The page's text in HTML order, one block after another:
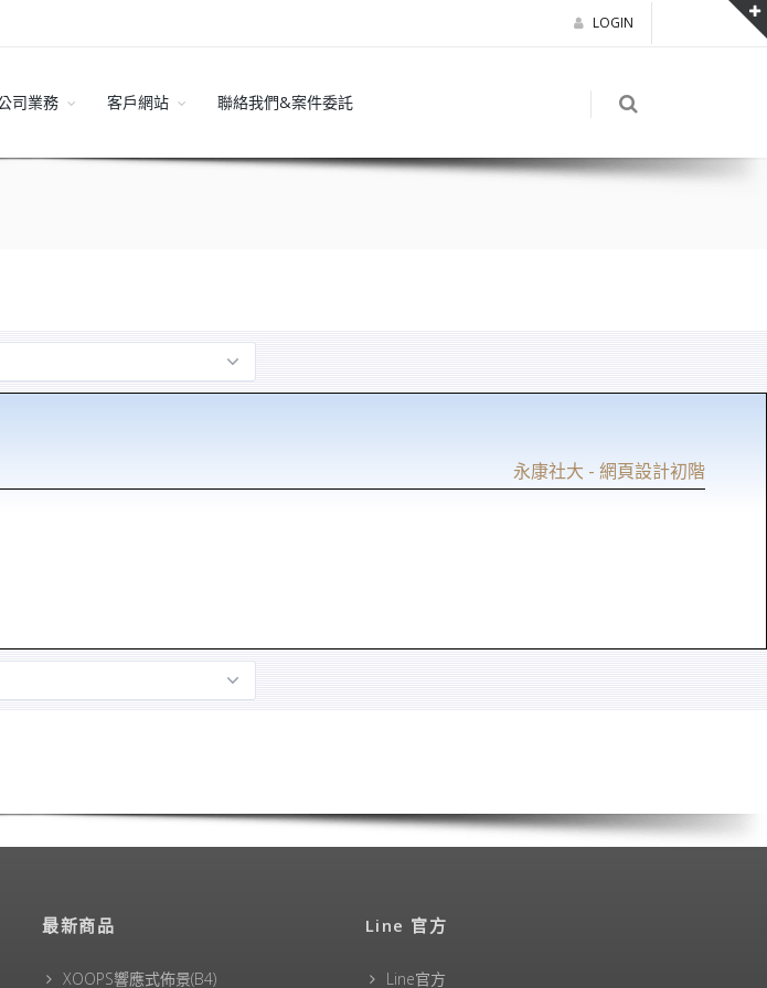
LOGIN
司業務 客戶網站 聯絡我們&案件委託
永康社大 - 網頁設計初階
最新商品
XOOPS響應式佈景(B4)
Line 官方
Line官方